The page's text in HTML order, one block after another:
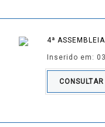
4ª
Inserido em:
CONSULTAR